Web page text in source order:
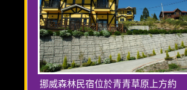
挪威森林民宿位於青青草原上方約